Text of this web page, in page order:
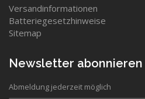
Versandinformationen
Batteriegesetzhinweise
Sitemap
Newsletter abonnieren
Abmeldung jederzeit möglich